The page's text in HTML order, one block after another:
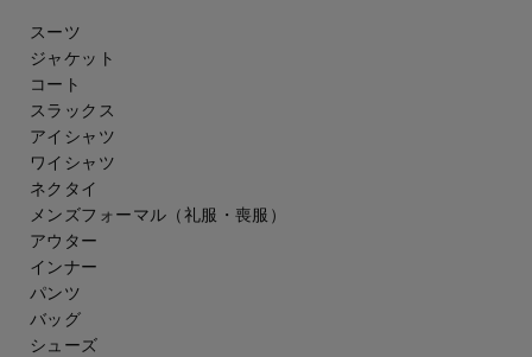
スーツ
ジャケット
コート
スラックス
アイシャツ
ワイシャツ
ネクタイ
メンズフォーマル （礼服・喪服）
アウター
インナー
パンツ
バッグ
シューズ